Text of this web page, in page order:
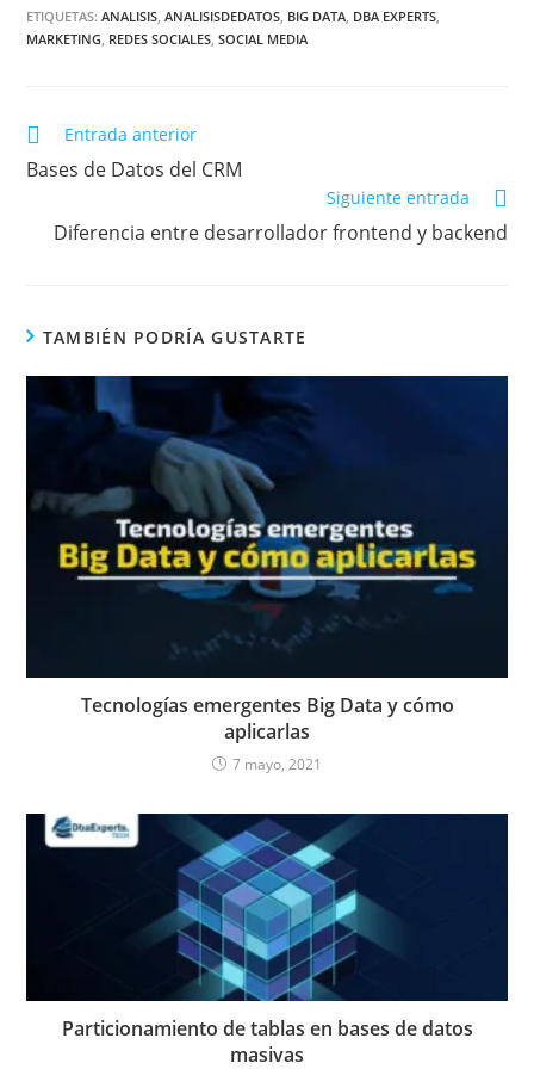
ETIQUETAS:ANALISIS ,ANALISISDEDATOS BIG DATA DBA EXPERTS
MARKETING REDES SOCIALES ,SOCIAL MEDIA
Entrada anterior
Bases de Datos del CRM
Siguiente entrada
Diferencia entre desarrollador frontend y backend
TAMBIÉN PODRÍA GUSTARTE
Tecnologías emergentes Big Data y cómo
aplicarlas
7 mayo, 2021
Particionamiento de tablas en bases de datos
masivas